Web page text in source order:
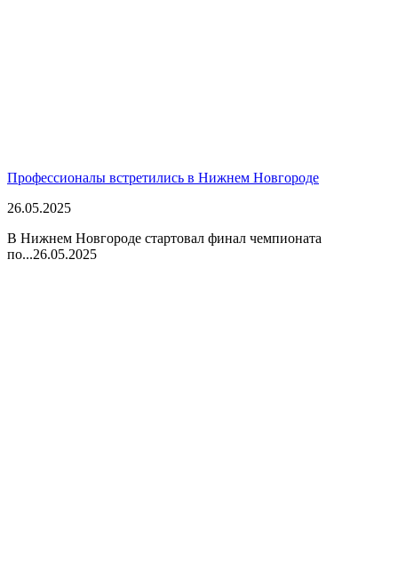
Профессионалы встретились в Нижнем Новгороде
26.05.2025
В Нижнем Новгороде стартовал финал чемпионата
по...26.05.2025